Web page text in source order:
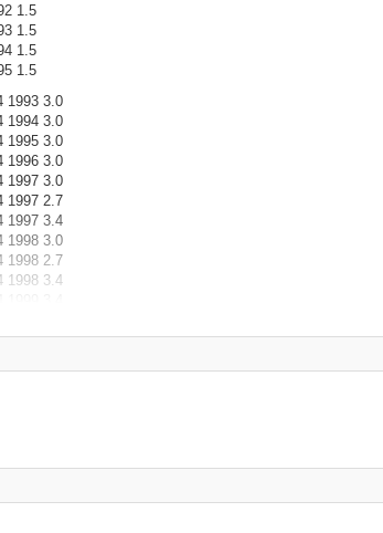
1.5
1.5
1.5
1.5
1993 3.0
1994 3.0
1995 3.0
1996 3.0
1997 3.0
1997 2.7
1997 3.4
1998 3.0
1998 2.7
1998 3.4
1999 2.7
3.4